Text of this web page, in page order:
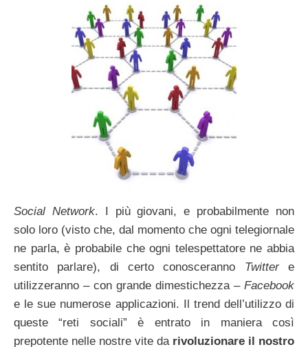
Social Network. I più giovani, e probabilmente non
solo loro (visto che, dal momento che ogni telegiornale
ne parla, è probabile che ogni telespettatore ne abbia
sentito parlare), di certo conosceranno Twittere
utilizzeranno – con grande dimestichezza – Facebook
e le sue numerose applicazioni. Il trend dell’utilizzo di
queste “reti sociali” è entrato in maniera così
prepotente nelle nostre vite da rivoluzionare il nostro